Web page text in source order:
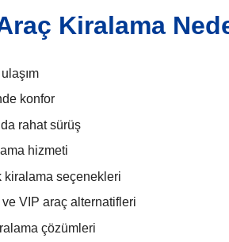
Kiralama
konfor
rahat sürüş
hizmeti
kiralama seçenekleri
VIP araç alternatifleri
çözümleri